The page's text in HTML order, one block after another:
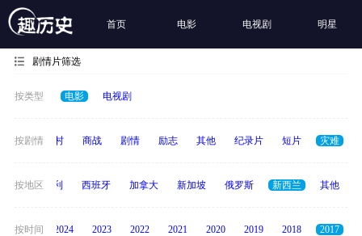
首页 电影 电视剧 明星
剧情片筛选
按类型 电影 电视剧
按剧情
历史 乡村 商战 剧情 励志 其他 纪录片 短片 灾难
按地区
度 意大利 西班牙 加拿大 新加坡 俄罗斯 新西兰 其他
按时间
2025 2024 2023 2022 2021 2020 2019 2018 2017